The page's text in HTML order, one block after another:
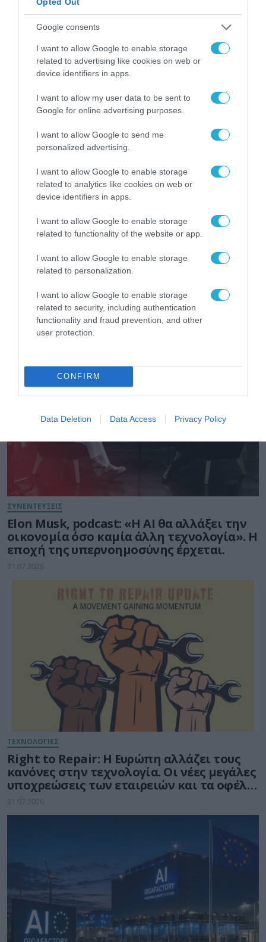
Google consents
I want to allow Google to enable storage
related to advertising like cookies on web or
device identifiers in apps.
I want to allow my user data to be sent to
Google for online advertising purposes.
I want to allow Google to send me
personalized advertising.
I want to allow Google to enable storage
related to analytics like cookies on web or
device identifiers in apps.
I want to allow Google to enable storage
related to functionality of the website or app.
I want to allow Google to enable storage
related to personalization.
I want to allow Google to enable storage
related to security, including authentication
functionality and fraud prevention, and other
user protection.
CONFIRM
Data Deletion Data Access Privacy Policy
ΔΙΕΘΝΗ
ΕΥΡΩΠΑΪΚΗ ΕΠΙΤΡΟΠΗ
Το χρηματοδοτούμενο από την ΕΕ έργο
“The Gaming Police” ενισχύει την
ασφάλεια των παιδιών στο διαδίκτυο
31.07.2026
ΣΥΝΕΝΤΕΥΞΕΙΣ
Elon Musk, podcast: «Η AI θα αλλάξει την
οικονομία όσο καμία άλλη τεχνολογία». Η
εποχή της υπερνοημοσύνης έρχεται.
31.07.2026
ΤΕΧΝΟΛΟΓΙΕΣ
Right to Repair: Η Ευρώπη αλλάζει τους
κανόνες στην τεχνολογία. Οι νέες μεγάλες
υποχρεώσεις των εταιρειών και τα οφέλη
για τους καταναλωτές
31.07.2026